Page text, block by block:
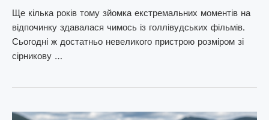
Ще кілька років тому зйомка екстремальних моментів на
відпочинку здавалася чимось із голлівудських фільмів.
Сьогодні ж достатньо невеликого пристрою розміром зі
сірникову …